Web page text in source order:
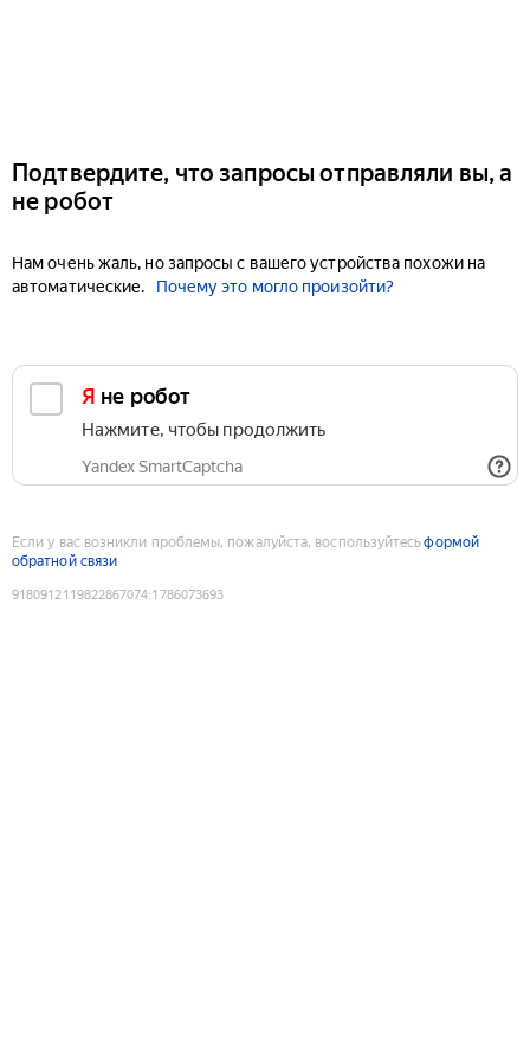
Подтвердите, что запросы отправляли вы, а
не робот
Нам очень жаль, но запросы с вашего устройства похожи на
автоматические.
Почему это могло произойти?
Я не робот
Нажмите, чтобы продолжить
Yandex SmartCaptcha
Если у вас возникли проблемы, пожалуйста, воспользуйтесьформой
обратной связи
9180912119822867074:1786073693